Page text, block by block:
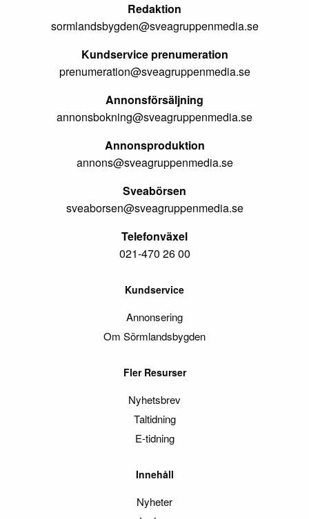
Redaktion
sormlandsbygden@sveagruppenmedia.se
Kundservice prenumeration
prenumeration@sveagruppenmedia.se
Annonsförsäljning
annonsbokning@sveagruppenmedia.se
Annonsproduktion
annons@sveagruppenmedia.se
Sveabörsen
sveaborsen@sveagruppenmedia.se
Telefonväxel
021-470 26 00
Kundservice
Annonsering
Om Sörmlandsbygden
Fler Resurser
Nyhetsbrev
Taltidning
E-tidning
Innehåll
Nyheter